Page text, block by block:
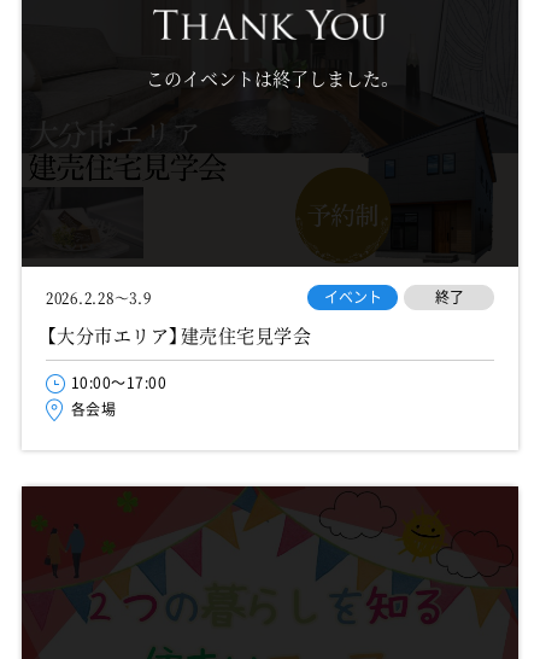
このイベントは終了しました。
2026.2.28～3.9 イベント 終了
【大分市エリア】建売住宅見学会
10:00～17:00
各会場